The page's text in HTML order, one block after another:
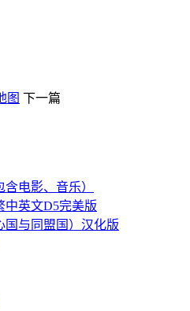
图 下一篇
电影、音乐）
中英文D5完美版
国与同盟国）汉化版